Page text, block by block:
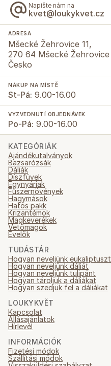
Napište nám na
kvet@loukykvet.cz
ADRESA
Mšecké Žehrovice 11,
270 64 Mšecké Žehrovice
Česko
NÁKUP NA MÍSTĚ
St-Pá: 9.00-16.00
VYZVEDNUTÍ OBJEDNÁVEK
Po-Pá: 9.00-16.00
KATEGÓRIÁK
Ajándékutalványok
Bazsarózsák
Dáliák
Díszfüvek
Egynyáriak
Fűszernövények
Hagymások
Hatos pakk
Krizantémok
Magkeverékek
Vetőmagok
Évelők
TUDÁSTÁR
Hogyan neveljünk eukaliptuszt
Hogyan neveljünk dáliát
Hogyan neveljünk tulipánt
Hogyan tároljuk a dáliákat
Hogyan szedjük fel a dáliákat
LOUKYKVĚT
Kapcsolat
Állásajánlatok
Hírlevél
INFORMÁCIÓK
Fizetési módok
Szállítási módok